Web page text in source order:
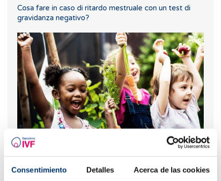
Consentimiento Detalles Acerca de las cookies
Cosa fare in caso di ritardo mestruale con un test di
gravidanza negativo?
Fertilità e alimentazione: qual è la dieta migliore